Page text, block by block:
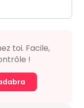
toi. Facile,
!